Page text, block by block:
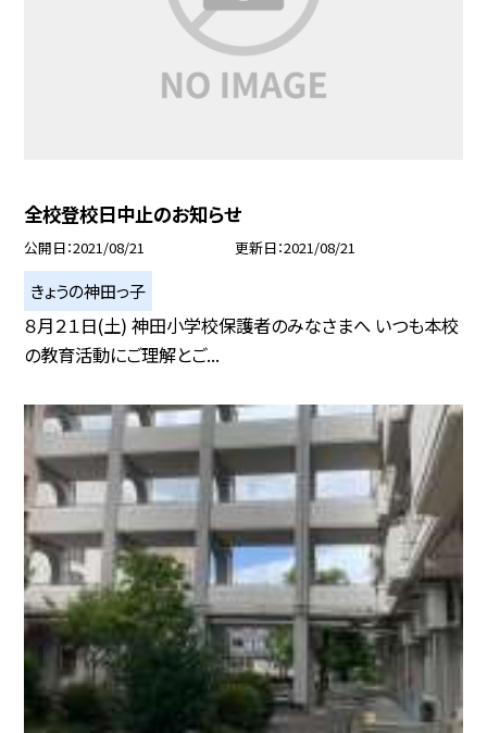
全校登校日中止のお知らせ
公開日 2021/08/21 更新日 2021/08/21
きょうの神田っ子
８月２１日(土) 神田小学校保護者のみなさまへ いつも本校
の教育活動にご理解とご...